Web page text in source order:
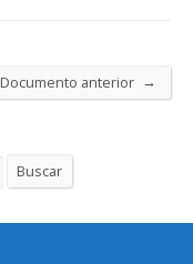
Documento anterior →
Buscar